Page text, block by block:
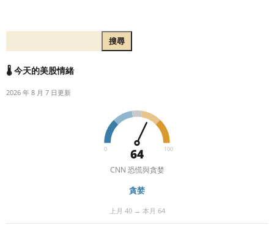
搜尋
🌡️ 今天的美股情緒
2026 年 8 月 7 日更新
0 100
64
CNN 恐慌與貪婪
貪婪
上月 40 → 本月 64